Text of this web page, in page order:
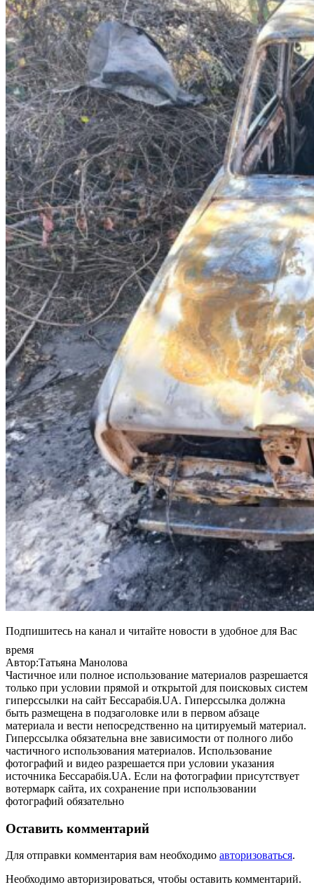
Подпишитесь на канал и читайте новости в удобное для Вас
время
Автор:Татьяна Манолова
Частичное или полное использование материалов разрешается
только при условии прямой и открытой для поисковых систем
гиперссылки на сайт Бессарабія.UA. Гиперссылка должна
быть размещена в подзаголовке или в первом абзаце
материала и вести непосредственно на цитируемый материал.
Гиперссылка обязательна вне зависимости от полного либо
частичного использования материалов. Использование
фотографий и видео разрешается при условии указания
источника Бессарабія.UA. Если на фотографии присутствует
вотермарк сайта, их сохранение при использовании
фотографий обязательно
Оставить комментарий
Для отправки комментария вам необходимо авторизоваться.
Необходимо авторизироваться, чтобы оставить комментарий.